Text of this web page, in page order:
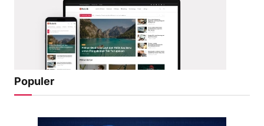
Populer